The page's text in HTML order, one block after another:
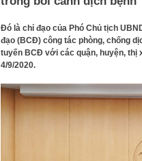
Đó là chỉ đạo của Phó Chủ tịch
đạo (BCĐ) công tác phòng, chống
tuyến BCĐ với các quận, huyện, thị
4/9/2020.